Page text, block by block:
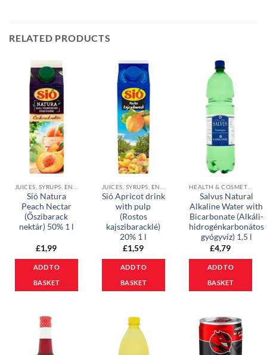
RELATED PRODUCTS
Sió Natura
Peach Nectar
(Őszibarack
nektár) 50% 1 l
£1,99
ADD TO
BASKET
Sió Apricot drink
with pulp
(Rostos
kajszibaracklé)
20% 1 l
£1,59
ADD TO
BASKET
Salvus Natural
Alkaline Water with
Bicarbonate (Alkáli-
hidrogénkarbonátos
gyógyvíz) 1,5 l
£4,79
ADD TO
BASKET